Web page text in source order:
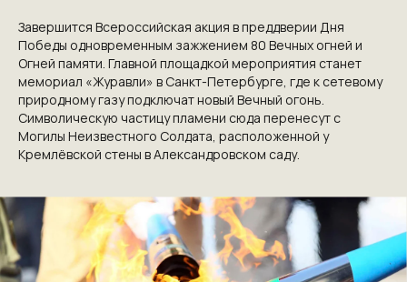
Завершится Всероссийская акция в преддверии Дня
Победы одновременным зажжением 80 Вечных огней и
Огней памяти. Главной площадкой мероприятия станет
мемориал «Журавли» в Санкт-Петербурге, где к сетевому
природному газу подключат новый Вечный огонь.
Символическую частицу пламени сюда перенесут с
Могилы Неизвестного Солдата, расположенной у
Кремлёвской стены в Александровском саду.
КОНТАКТЫ
ПРИГЛАШАЕМ ВАС
ПРИНЯТЬ УЧАСТИЕ В
VICTORYDAY80.RU